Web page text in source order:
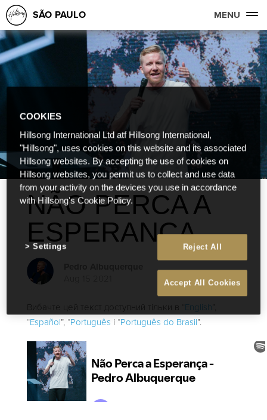
SÃO PAULO MENU
NÃO PERCA A
ESPERANÇA
Вибачте цей текст доступний тільки в “English”,
“Español”, “Português і “Português do Brasil”.
COOKIES
Hillsong International Ltd atf Hillsong International,
"Hillsong", uses cookies on this website and its associated
Hillsong websites. By accepting the use of cookies on
Hillsong websites, you permit us to collect and use data
from your activity on the devices you use in accordance
with Hillsong's Cookie Policy.
Reject All
Accept All Cookies
Settings